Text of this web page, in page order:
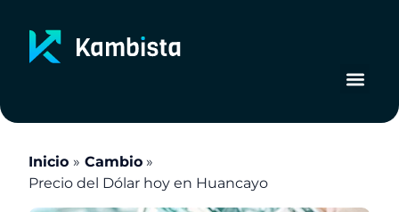
contenido
Inicio
Cambio
Precio del Dólar hoy en Huancayo